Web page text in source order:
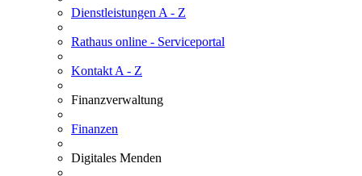
Dienstleistungen A - Z
Rathaus online - Serviceportal
Kontakt A - Z
Finanzverwaltung
Finanzen
Digitales Menden